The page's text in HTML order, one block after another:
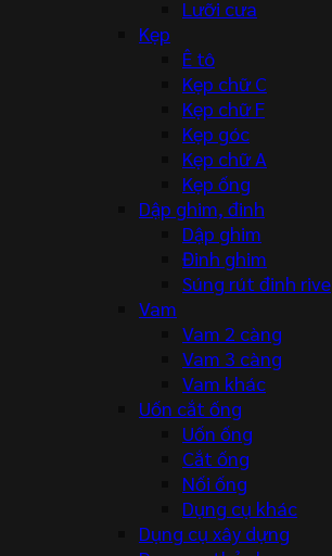
Lưỡi cưa
Kẹp
Ê tô
Kẹp chữ C
Kẹp chữ F
Kẹp góc
Kẹp chữ A
Kẹp ống
Dập ghim, đinh
Dập ghim
Đinh ghim
Súng rút đinh rive
Vam
Vam 2 càng
Vam 3 càng
Vam khác
Uốn cắt ống
Uốn ống
Cắt ống
Nối ống
Dụng cụ khác
Dụng cụ xây dựng